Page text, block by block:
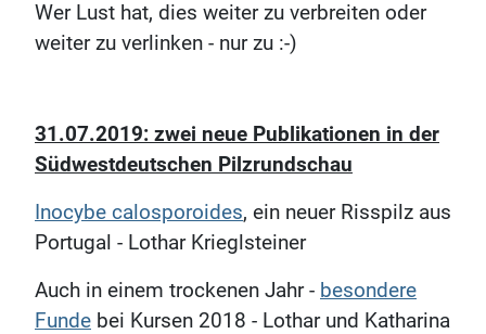
Wer Lust hat, dies weiter zu verbreiten oder
weiter zu verlinken - nur zu :-)
31.07.2019: zwei neue Publikationen in der
Südwestdeutschen Pilzrundschau
Inocybe calosporoides, ein neuer Risspilz aus
Portugal - Lothar Krieglsteiner
Auch in einem trockenen Jahr - besondere
Funde bei Kursen 2018 - Lothar und Katharina